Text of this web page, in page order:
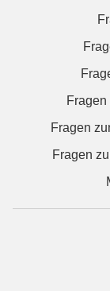
Fragen
Fragen